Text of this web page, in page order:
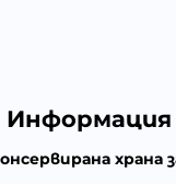
Информация
храна